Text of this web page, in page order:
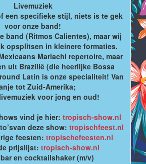
Livemuziek
een specifieke stijl, niets is te gek
voor onze band!
band (Ritmos Calientes), maar wij
opsplitsen in kleinere formaties.
Mariachi repertoire, maar
uit Brazilië (die heerlijke Bossa
Latin is onze specialiteit! Van
tot Zuid-Amerika;
voor jong en oud!
vind je hier: tropisch-show.nl
deze show: tropischfeest.nl
feesten: tropischefeesten.nl
prijslijst: tropisch-show.nl
en cocktailshaker (m/v)